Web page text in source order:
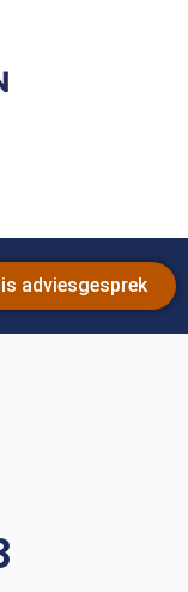
adviesgesprek